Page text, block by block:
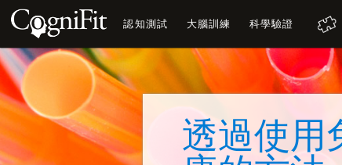
認知測試 大腦訓練 科學驗證
透過使用